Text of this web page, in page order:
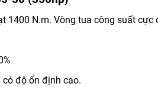
1400 N.m. Vòng tua công suất
độ ổn định cao.